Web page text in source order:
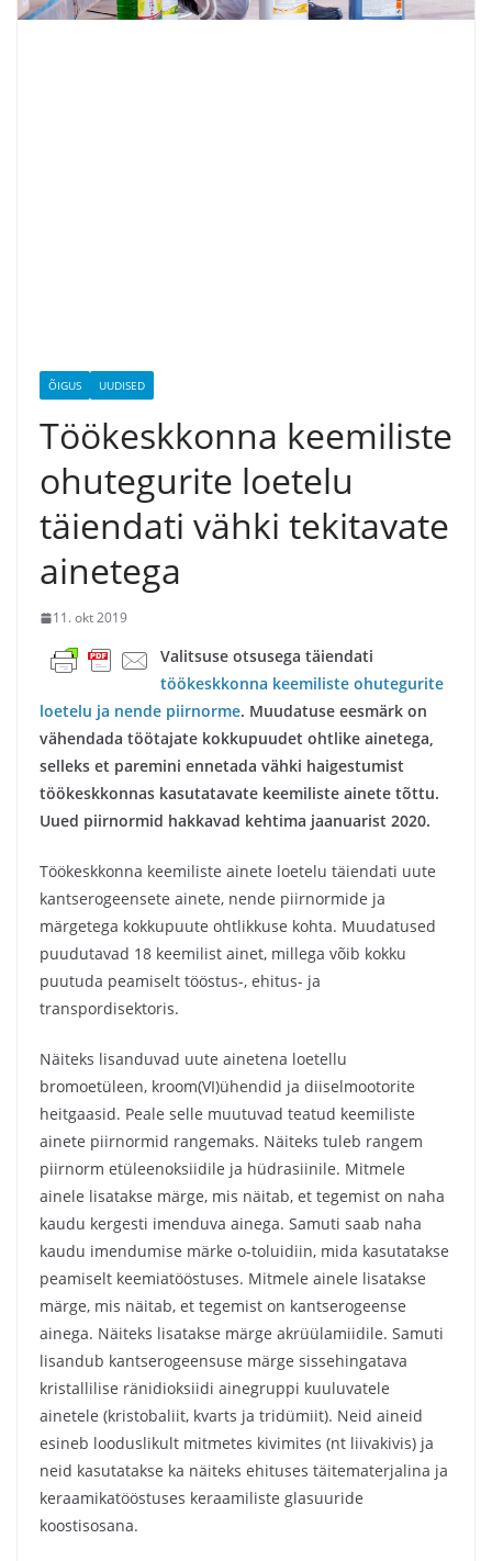
ÕIGUS UUDISED
Töökeskkonna keemiliste
ohutegurite loetelu
täiendati vähki tekitavate
ainetega
11. okt 2019
Valitsuse otsusega täiendati
töökeskkonna keemiliste ohutegurite
loetelu ja nende piirnorme. Muudatuse eesmärk on
vähendada töötajate kokkupuudet ohtlike ainetega,
selleks et paremini ennetada vähki haigestumist
töökeskkonnas kasutatavate keemiliste ainete tõttu.
Uued piirnormid hakkavad kehtima jaanuarist 2020.
Töökeskkonna keemiliste ainete loetelu täiendati uute
kantserogeensete ainete, nende piirnormide ja
märgetega kokkupuute ohtlikkuse kohta. Muudatused
puudutavad 18 keemilist ainet, millega võib kokku
puutuda peamiselt tööstus-, ehitus- ja
transpordisektoris.
Näiteks lisanduvad uute ainetena loetellu
bromoetüleen, kroom(VI)ühendid ja diiselmootorite
heitgaasid. Peale selle muutuvad teatud keemiliste
ainete piirnormid rangemaks. Näiteks tuleb rangem
piirnorm etüleenoksiidile ja hüdrasiinile. Mitmele
ainele lisatakse märge, mis näitab, et tegemist on naha
kaudu kergesti imenduva ainega. Samuti saab naha
kaudu imendumise märke o-toluidiin, mida kasutatakse
peamiselt keemiatööstuses. Mitmele ainele lisatakse
märge, mis näitab, et tegemist on kantserogeense
ainega. Näiteks lisatakse märge akrüülamiidile. Samuti
lisandub kantserogeensuse märge sissehingatava
kristallilise ränidioksiidi ainegruppi kuuluvatele
ainetele (kristobaliit, kvarts ja tridümiit). Neid aineid
esineb looduslikult mitmetes kivimites (nt liivakivis) ja
neid kasutatakse ka näiteks ehituses täitematerjalina ja
keraamikatööstuses keraamiliste glasuuride
koostisosana.